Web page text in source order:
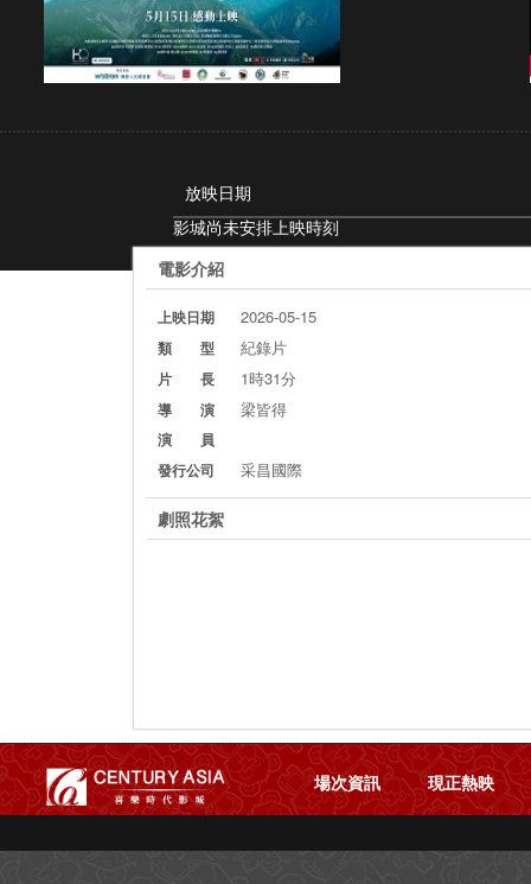
放映日期
影城尚未安排上映時刻
電影介紹
上映日期 2026-05-15
類 型 紀錄片
片 長 1時31分
導 演 梁皆得
演 員
發行公司
采昌國際
劇照花絮
場次資訊 現正熱映